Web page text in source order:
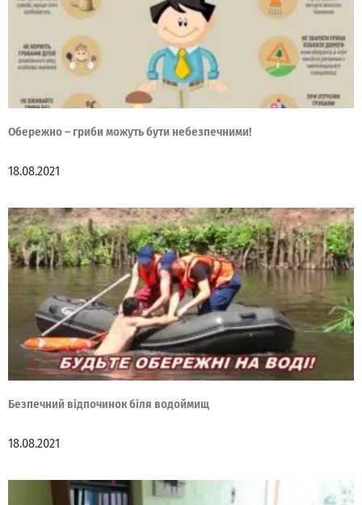
Обережно – гриби можуть бути небезпечними!
18.08.2021
Безпечний відпочинок біля водоймищ
18.08.2021